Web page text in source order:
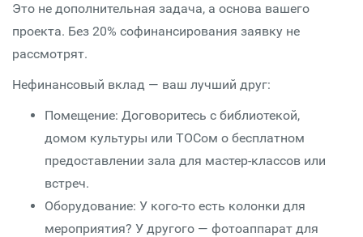
Это не дополнительная задача, а основа вашего
проекта. Без 20% софинансирования заявку не
рассмотрят.
Нефинансовый вклад — ваш лучший друг:
Помещение: Договоритесь с библиотекой,
домом культуры или ТОСом о бесплатном
предоставлении зала для мастер-классов или
встреч.
Оборудование: У кого-то есть колонки для
мероприятия? У другого — фотоаппарат для